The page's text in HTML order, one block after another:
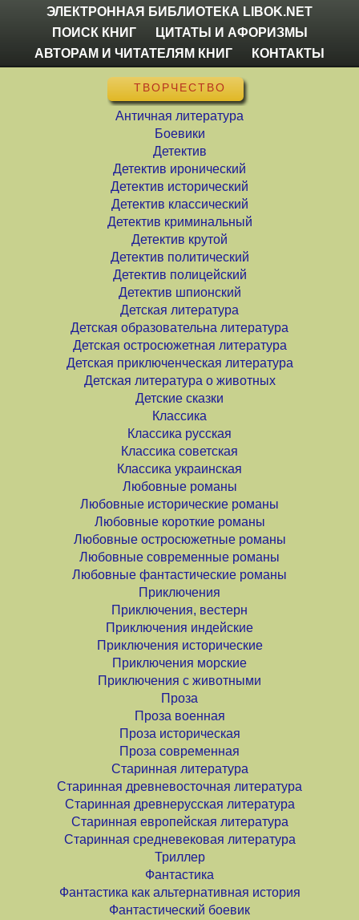
ЭЛЕКТРОННАЯ БИБЛИОТЕКА LIBOK.NET
ПОИСК КНИГ
ЦИТАТЫ И АФОРИЗМЫ
АВТОРАМ И ЧИТАТЕЛЯМ КНИГ
КОНТАКТЫ
ТВОРЧЕСТВО
Античная литература
Боевики
Детектив
Детектив иронический
Детектив исторический
Детектив классический
Детектив криминальный
Детектив крутой
Детектив политический
Детектив полицейский
Детектив шпионский
Детская литература
Детская образовательна литература
Детская остросюжетная литература
Детская приключенческая литература
Детская литература о животных
Детские сказки
Классика
Классика русская
Классика советская
Классика украинская
Любовные романы
Любовные исторические романы
Любовные короткие романы
Любовные остросюжетные романы
Любовные современные романы
Любовные фантастические романы
Приключения
Приключения, вестерн
Приключения индейские
Приключения исторические
Приключения морские
Приключения с животными
Проза
Проза военная
Проза историческая
Проза современная
Старинная литература
Старинная древневосточная литература
Старинная древнерусская литература
Старинная европейская литература
Старинная средневековая литература
Триллер
Фантастика
Фантастика как альтернативная история
Фантастический боевик